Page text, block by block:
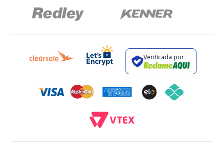
Verificada por